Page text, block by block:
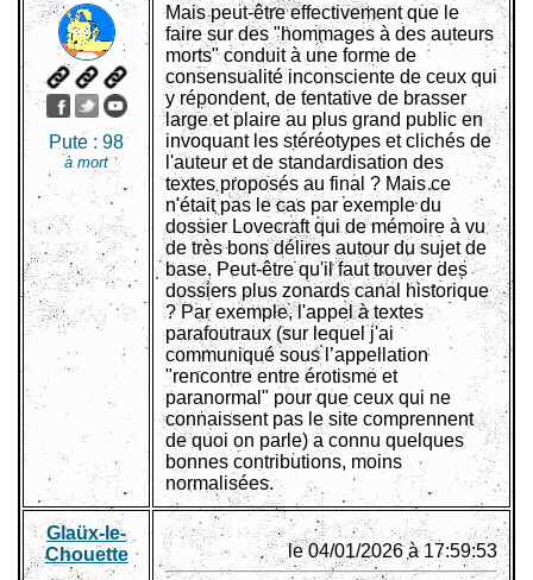
Pute : 98
à mort
Mais peut-être effectivement que le
faire sur des "hommages à des auteurs
morts" conduit à une forme de
consensualité inconsciente de ceux qui
y répondent, de tentative de brasser
large et plaire au plus grand public en
invoquant les stéréotypes et clichés de
l'auteur et de standardisation des
textes proposés au final ? Mais ce
n'était pas le cas par exemple du
dossier Lovecraft qui de mémoire à vu
de très bons délires autour du sujet de
base. Peut-être qu'il faut trouver des
dossiers plus zonards canal historique
? Par exemple, l'appel à textes
parafoutraux (sur lequel j'ai
communiqué sous l’appellation
"rencontre entre érotisme et
paranormal" pour que ceux qui ne
connaissent pas le site comprennent
de quoi on parle) a connu quelques
bonnes contributions, moins
normalisées.
Glaüx-le-
Chouette
le 04/01/2026 à 17:59:53